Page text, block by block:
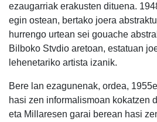
ezaugarriak erakusten dituena.
egin ostean, bertako joera
hurrengo urtean sei gouache
Bilboko Stvdio aretoan, estatuan
lehenetariko artista izanik.
Bere lan ezagunenak, ordea,
hasi zen informalismoan kokatzen
eta Millaresen garai berean hasi